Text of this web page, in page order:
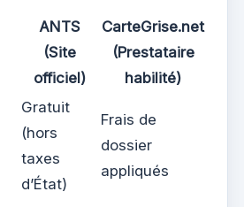
ANTS
(Site
officiel)
CarteGrise.net
(Prestataire
habilité)
Gratuit
(hors
taxes
d’État)
Frais de
dossier
appliqués